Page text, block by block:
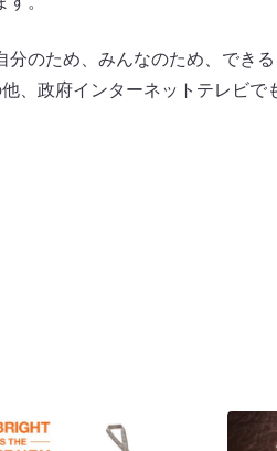
のため、みんなのため、でき
、政府インターネットテレビで